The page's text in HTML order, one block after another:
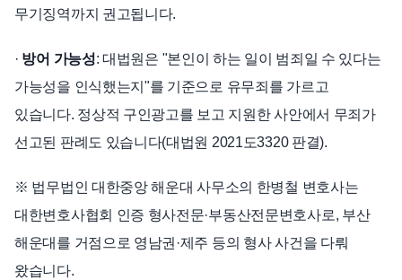
무기징역까지 권고됩니다.
· 방어 가능성: 대법원은 "본인이 하는 일이 범죄일 수 있다는
가능성을 인식했는지"를 기준으로 유무죄를 가르고
있습니다. 정상적 구인광고를 보고 지원한 사안에서 무죄가
선고된 판례도 있습니다(대법원 2021도3320 판결).
※ 법무법인 대한중앙 해운대 사무소의 한병철 변호사는
대한변호사협회 인증 형사전문·부동산전문변호사로, 부산
해운대를 거점으로 영남권·제주 등의 형사 사건을 다뤄
왔습니다.